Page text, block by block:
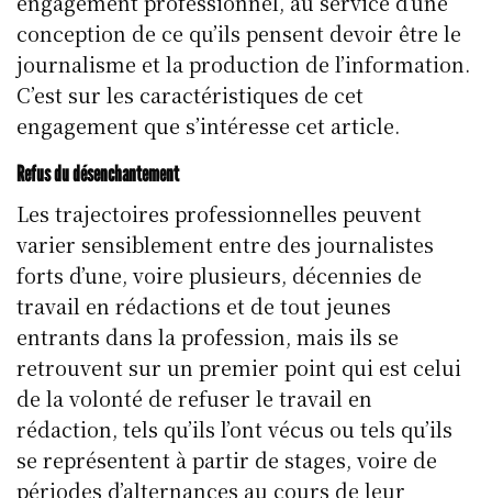
conception de ce qu’ils pensent devoir être le
journalisme et la production de l’information.
C’est sur les caractéristiques de cet
engagement que s’intéresse cet article.
Refus du désenchantement
Les trajectoires professionnelles peuvent
varier sensiblement entre des journalistes
forts d’une, voire plusieurs, décennies de
travail en rédactions et de tout jeunes
entrants dans la profession, mais ils se
retrouvent sur un premier point qui est celui
de la volonté de refuser le travail en
rédaction, tels qu’ils l’ont vécus ou tels qu’ils
se représentent à partir de stages, voire de
périodes d’alternances au cours de leur